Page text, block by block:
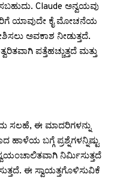
Claude ಅನ್ವಯವು
ಯಾವುದೇ ಕೈ ಮೋಚನೆಯ
ಅವಕಾಶ ನೀಡುತ್ತದೆ.
ಪತ್ತೆಹಚ್ಚುತ್ತದೆ ಮತ್ತು
ಸಲಹೆ, ಈ ಮಾದರಿಗಳನ್ನು
ಬಗ್ಗೆ ಪ್ರಶ್ನೆಗಳನ್ನಿಷ್ಟು
ನಿರ್ಮಿಸುತ್ತದೆ
ಈ ಸ್ವಾಯತ್ತಗೊಳಿಸುವಿಕೆ